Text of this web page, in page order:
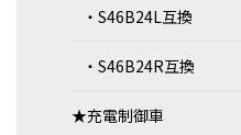
・S46B24L互換
・S46B24R互換
★充電制御車